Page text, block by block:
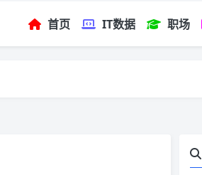
首页 IT数据 职场